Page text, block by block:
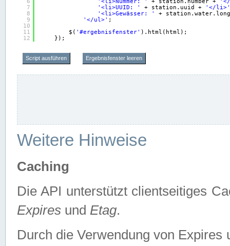
7
8
9
10
11
12
'<li>UUID: '
+ station.uuid +
'</li>'
'<li>Gewässer: '
+
'</ul>' ;
$( '#ergebnisfenster' ).html(html);
});
Script ausführen Ergebnisfenster leeren
Weitere Hinweise
Caching
Die API unterstützt clientseitiges
Expires und Etag.
Durch die Verwendung von